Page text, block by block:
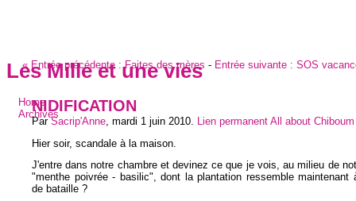
Les Mille et une vies
Home
Archives
« Entrée précédente :Faites des mères - Entrée suivante : SOS
NIDIFICATION
ParSacrip'Anne mardi 1 juin 2010 Lien permanent All about Chiboum
Hier soir, scandale à la maison.
J'entre dans notre chambre et devinez ce que je vois, au milieu de
"menthe poivrée - basilic", dont la plantation ressemble maintenant
de bataille ?